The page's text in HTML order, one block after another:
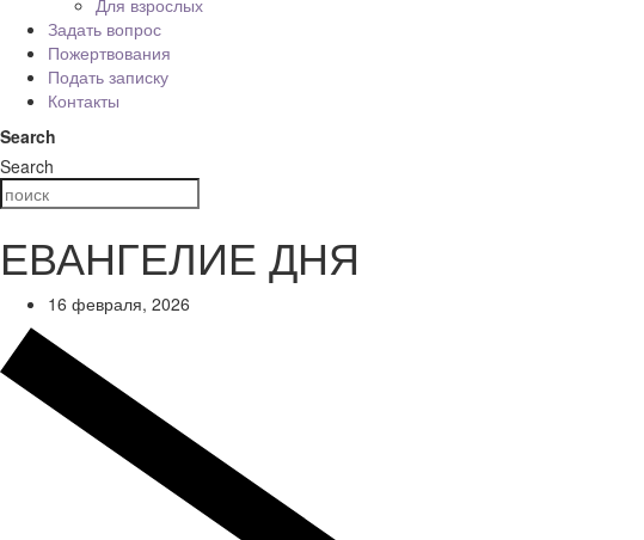
Для взрослых
Задать вопрос
Пожертвования
Подать записку
Контакты
Search
Search
ЕВАНГЕЛИЕ ДНЯ
16 февраля, 2026